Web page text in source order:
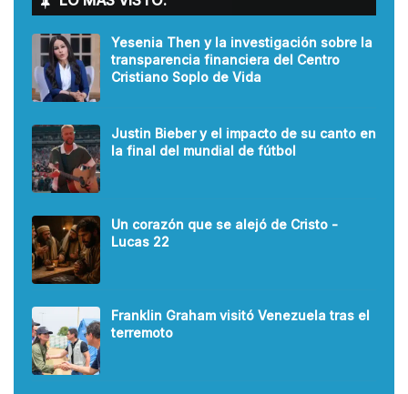
Yesenia Then y la investigación sobre la
transparencia financiera del Centro
Cristiano Soplo de Vida
Justin Bieber y el impacto de su canto en
la final del mundial de fútbol
Un corazón que se alejó de Cristo -
Lucas 22
Franklin Graham visitó Venezuela tras el
terremoto